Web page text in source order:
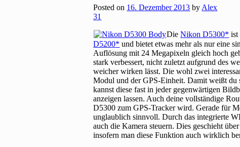
Posted on 16. Dezember 2013 by Alex
31
DieNikon D5300 ist
D5200
und bietet etwas mehr als nur eine
Auflösung mit 24 Megapixeln gleich hoch
stark verbessert, nicht zuletzt aufgrund des
weicher wirken lässt. Die wohl zwei
Modul und der GPS-Einheit. Damit weißt du
kannst diese fast in jeder gegenwärtigen
anzeigen lassen. Auch deine vollständige
D5300 zum GPS-Tracker wird. Gerade für
unglaublich sinnvoll. Durch das integrierte
auch die Kamera steuern. Dies geschieht
insofern man diese Funktion auch wirklich